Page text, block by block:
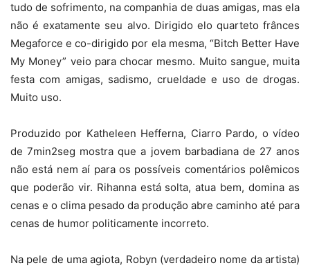
tudo de sofrimento, na companhia de duas amigas, mas ela
não é exatamente seu alvo. Dirigido elo quarteto frânces
Megaforce e co-dirigido por ela mesma, “Bitch Better Have
My Money” veio para chocar mesmo. Muito sangue, muita
festa com amigas, sadismo, crueldade e uso de drogas.
Muito uso.
Produzido por Katheleen Hefferna, Ciarro Pardo, o vídeo
de 7min2seg mostra que a jovem barbadiana de 27 anos
não está nem aí para os possíveis comentários polêmicos
que poderão vir. Rihanna está solta, atua bem, domina as
cenas e o clima pesado da produção abre caminho até para
cenas de humor politicamente incorreto.
Na pele de uma agiota, Robyn (verdadeiro nome da artista)